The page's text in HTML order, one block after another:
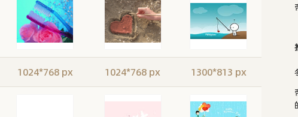
1024*768 px 1024*768 px 1300*813 px